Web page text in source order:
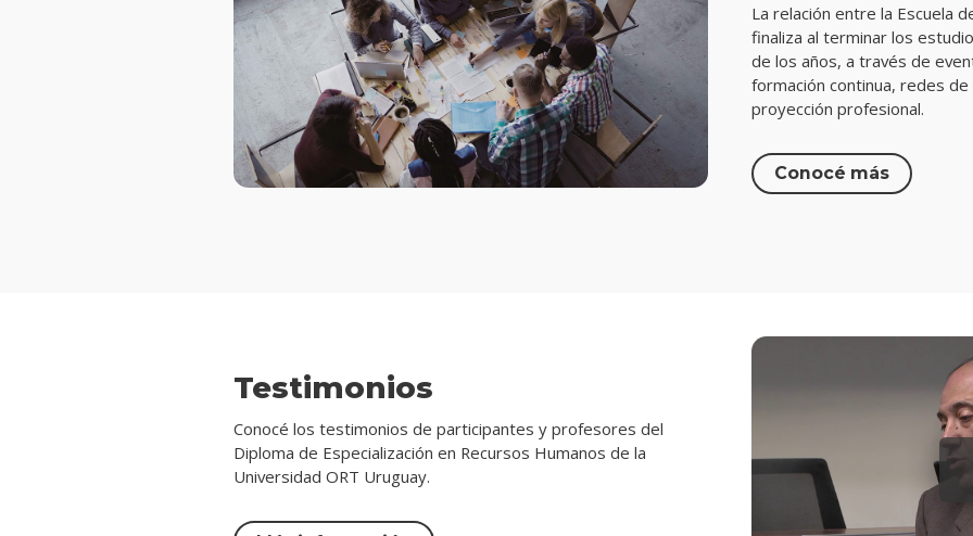
La relación entre la Escuela
finaliza al terminar los
de los años, a través de
formación continua, redes
proyección profesional.
Conocé más
Testimonios
Conocé los testimonios de participantes y profesores del
Diploma de Especialización en Recursos Humanos de la
Universidad ORT Uruguay.